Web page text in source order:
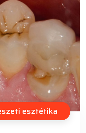
esztétika